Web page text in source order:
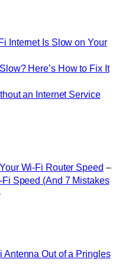
Internet Is Slow on Your
Here’s How to Fix It
an Internet Service
Wi-Fi Router Speed –
Fi Speed (And 7 Mistakes
Antenna Out of a Pringles